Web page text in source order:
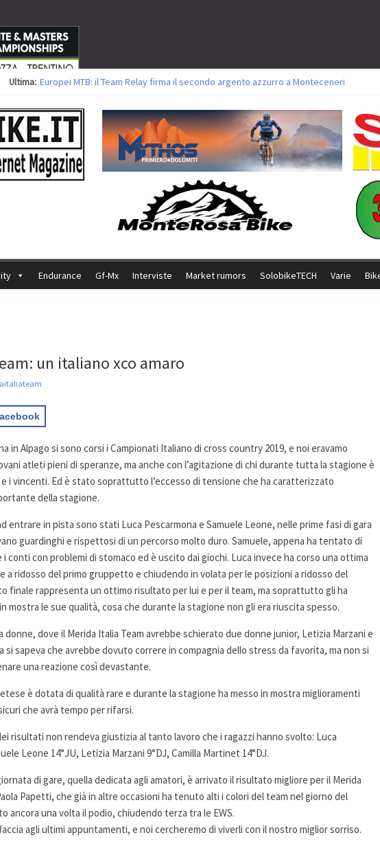
Ultima: Europei MTB: il Team Relay firma il secondo argento azzurro a Monteceneri
Europei XCO: titoli a Aldridge, Frei e Hutter. Argento per Zanotti tra gli Elite. Corvi
Europei XCO: vittorie per Ghibaudo, Grossmann e Gallis. Signorelli 5^ la migliore
35ª Marathon Bike della Brianza: l’ultima sfida agonistica di una leggendaria storia
Endurance Gf-Mx Interviste Market rumors SolobikeTECH Varie
un italiano xco amaro
in Alpago si sono corsi i Campionati Italiano di cross country 2019, e noi eravamo
atleti pieni di speranze, ma anche con l’agitazione di chi durante tutta la stagione è
i vincenti. Ed è stato soprattutto l’eccesso di tensione che ha caratterizzato
della stagione.
entrare in pista sono stati Luca Pescarmona e Samuele Leone, nelle prime fasi di gara
guardinghi e rispettosi di un percorso molto duro. Samuele, appena ha tentato di
conti con problemi di stomaco ed è uscito dai giochi. Luca invece ha corso una ottima
a ridosso del primo gruppetto e chiudendo in volata per le posizioni a ridosso del
finale rappresenta un ottimo risultato per lui e per il team, ma soprattutto gli ha
mostra le sue qualità, cosa che durante la stagione non gli era riuscita spesso.
donne, dove il Merida Italia Team avrebbe schierato due donne junior, Letizia Marzani e
si sapeva che avrebbe dovuto correre in compagnia dello stress da favorita, ma non si
una reazione così devastante.
è dotata di qualità rare e durante la stagione ha messo in mostra miglioramenti
che avrà tempo per rifarsi.
risultati non rendeva giustizia al tanto lavoro che i ragazzi hanno svolto: Luca
Leone 14°JU, Letizia Marzani 9°DJ, Camilla Martinet 14°DJ.
di gare, quella dedicata agli amatori, è arrivato il risultato migliore per il Merida
Papetti, che già in altre occasioni ha tenuto alti i colori del team nel giorno del
ancora una volta il podio, chiudendo terza tra le EWS.
agli ultimi appuntamenti, e noi cercheremo di viverli con il nostro miglior sorriso.